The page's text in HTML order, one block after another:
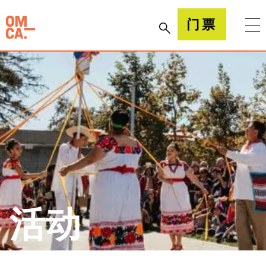
到
内
容
加州奥克兰博物馆(OMCA) 门票
活动